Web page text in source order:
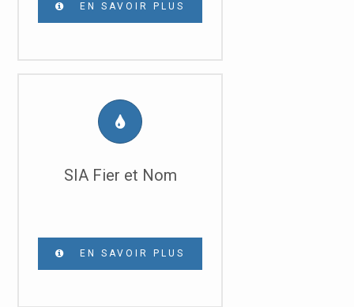
EN SAVOIR PLUS
SIA Fier et Nom
EN SAVOIR PLUS